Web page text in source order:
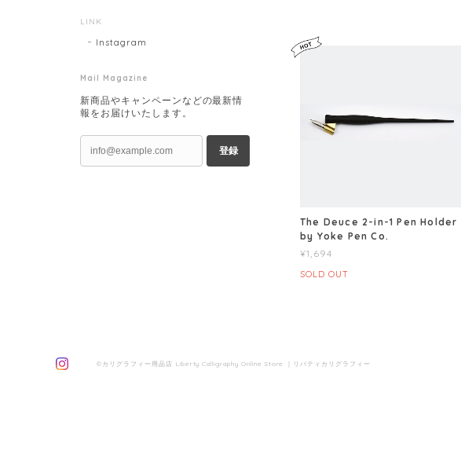
The Deuce 2-in-1 Pen Holder
by Yoke Pen Co.
¥1,694
SOLD OUT
LINK
Instagram
Mail Magazine
新商品やキャンペーンなどの最新情
報をお届けいたします。
登録
©カリグラフィー用品店 Liberty Calligraphy Online Store ｜リバティカリグラフィー